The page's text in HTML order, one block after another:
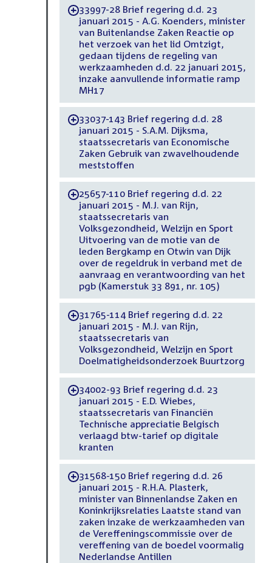
-33997-28 Brief regering d.d. 23
januari 2015 - A.G. Koenders, minister
van Buitenlandse Zaken Reactie op
het verzoek van het lid Omtzigt,
gedaan tijdens de regeling van
werkzaamheden d.d. 22 januari 2015,
inzake aanvullende informatie ramp
MH17
-33037-143 Brief regering d.d. 28
januari 2015 - S.A.M. Dijksma,
staatssecretaris van Economische
Zaken Gebruik van zwavelhoudende
meststoffen
-25657-110 Brief regering d.d. 22
januari 2015 - M.J. van Rijn,
staatssecretaris van
Volksgezondheid, Welzijn en Sport
Uitvoering van de motie van de
leden Bergkamp en Otwin van Dijk
over de regeldruk in verband met de
aanvraag en verantwoording van het
pgb (Kamerstuk 33 891, nr. 105)
-31765-114 Brief regering d.d. 22
januari 2015 - M.J. van Rijn,
staatssecretaris van
Volksgezondheid, Welzijn en Sport
Doelmatigheidsonderzoek Buurtzorg
-34002-93 Brief regering d.d. 23
januari 2015 - E.D. Wiebes,
staatssecretaris van Financiën
Technische appreciatie Belgisch
verlaagd btw-tarief op digitale
kranten
-31568-150 Brief regering d.d. 26
januari 2015 - R.H.A. Plasterk,
minister van Binnenlandse Zaken en
Koninkrijksrelaties Laatste stand van
zaken inzake de werkzaamheden van
de Vereffeningscommissie over de
vereffening van de boedel voormalig
Nederlandse Antillen